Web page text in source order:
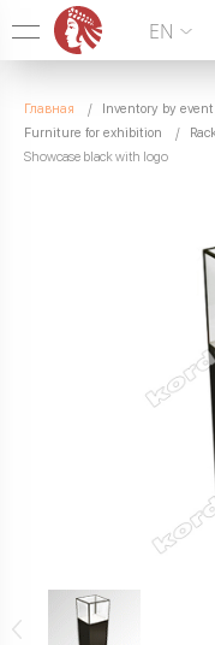
099 338 00 22
SEVEN DAYS A WEEK
EN
Главная Inventory by
Furniture for exhibition
Showcase black with logo